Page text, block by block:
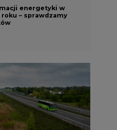
energetyki w
– sprawdzamy